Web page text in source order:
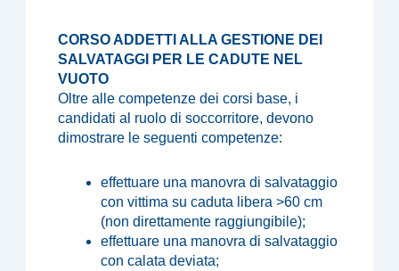
CORSO ADDETTI ALLA GESTIONE DEI
SALVATAGGI PER LE CADUTE NEL
VUOTO
Oltre alle competenze dei corsi base, i
candidati al ruolo di soccorritore, devono
dimostrare le seguenti competenze:
effettuare una manovra di salvataggio
con vittima su caduta libera >60 cm
(non direttamente raggiungibile);
effettuare una manovra di salvataggio
con calata deviata;